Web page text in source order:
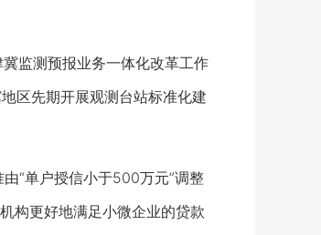
监测预报业务一体化改革工作
区先期开展观测台站标准化建
“单户授信小于500万元”调整
构更好地满足小微企业的贷款